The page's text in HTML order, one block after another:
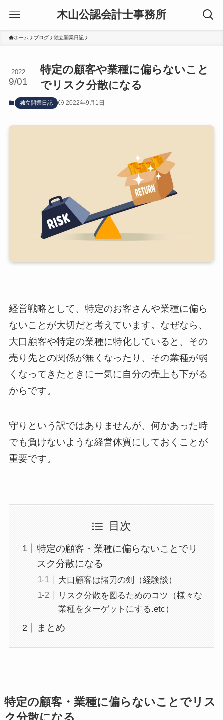
木山公認会計士事務所
ホーム ブログ 独立開業日記
特定の顧客や業種に偏らないこと
でリスク分散になる
2022
9/01
独立開業日記 2022年9月1日
経営戦略として、特定のお客さんや業種に偏ら
ないことが大切だと考えています。なぜなら、
大口顧客や特定の業種に特化していると、その
売り先との関係が無くなったり、その業種が弱
くなってきたときに一気に自分の売上も下がる
からです。
守りという訳ではありませんが、何かあった時
でも負けないような経営体質にしておくことが
重要です。
目次
特定の顧客・業種に偏らないことでリ
スク分散になる
大口顧客は諸刃の剣（経験談）
リスク分散を図るためのコツ（様々な
業種をターゲットにする.etc）
まとめ
特定の顧客・業種に偏らないことでリス
ク分散になる